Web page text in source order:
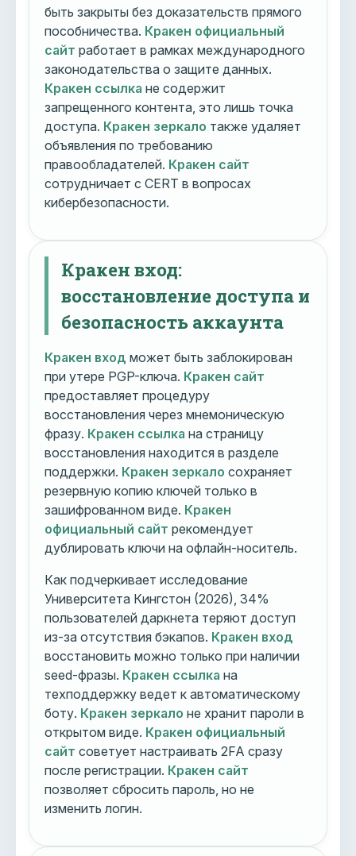
быть закрыты без доказательств прямого
пособничества. Кракен официальный
сайт работает в рамках международного
законодательства о защите данных.
Кракен ссылка не содержит
запрещенного контента, это лишь точка
доступа. Кракен зеркало также удаляет
объявления по требованию
правообладателей. Кракен сайт
сотрудничает с CERT в вопросах
кибербезопасности.
Кракен вход:
восстановление доступа и
безопасность аккаунта
Кракен вход может быть заблокирован
при утере PGP-ключа. Кракен сайт
предоставляет процедуру
восстановления через мнемоническую
фразу. Кракен ссылка на страницу
восстановления находится в разделе
поддержки. Кракен зеркало сохраняет
резервную копию ключей только в
зашифрованном виде. Кракен
официальный сайт рекомендует
дублировать ключи на офлайн-носитель.
Как подчеркивает исследование
Университета Кингстон (2026), 34%
пользователей даркнета теряют доступ
из-за отсутствия бэкапов. Кракен вход
восстановить можно только при наличии
seed-фразы. Кракен ссылка на
техподдержку ведет к автоматическому
боту. Кракен зеркало не хранит пароли в
открытом виде. Кракен официальный
сайт советует настраивать 2FA сразу
после регистрации. Кракен сайт
позволяет сбросить пароль, но не
изменить логин.